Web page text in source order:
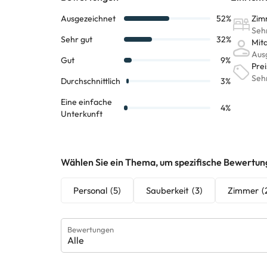
Wählen Sie ein Thema, um spezifische
Personal (5) Sauberkeit (3) Zimmer
Bewertungen
Alle